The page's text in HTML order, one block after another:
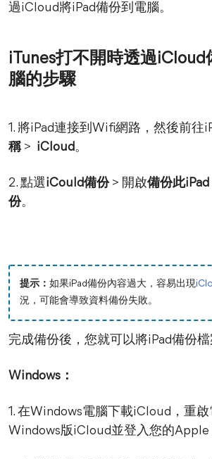
過iCloud將iPad備份到電腦。
iTunes打不開時透過
腦的步驟
1. 將iPad連接到Wifi網路，然後前往
稱> iCloud。
2. 點選iCould備份> 開啟備份此iPad
份。
提示： 如果iPad備份內容過大，容易出現
況，可能會導致資料備份失敗。
完成備份後，您就可以將iPad備份檔
Windows：
1. 在Windows電腦下載iCloud，重
Windows版iCloud並登入您的Apple